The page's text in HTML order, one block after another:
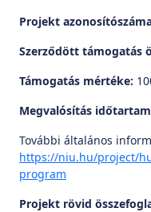
Projekt
Szerződött támogatás
Támogatás mértéke:
Megvalósítás
További általános
https://niu.hu/project/
program
Projekt rövid